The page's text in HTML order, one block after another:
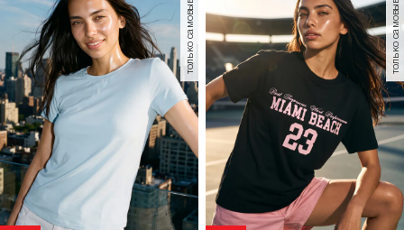
только самовывоз только самовывоз